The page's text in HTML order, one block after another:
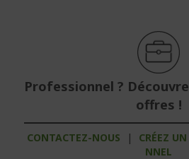
Professionnel ?
offres !
CONTACTEZ-NOUS |
CRÉEZ
NNEL